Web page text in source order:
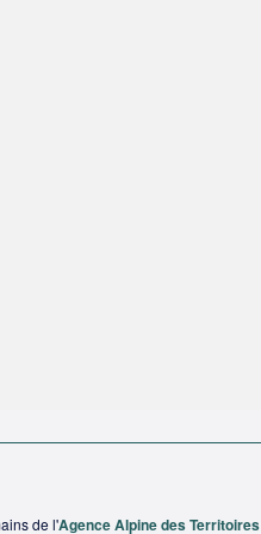
de l'Agence Alpine des Territoires